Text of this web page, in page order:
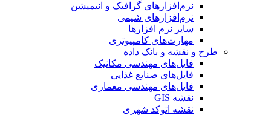
نرم‌افزارهای گرافیک و انیمیشن
نرم‌افزارهای شیمی
سایر نرم افزارها
مهارت‌های کامپیوتری
طرح و نقشه و بانک داده
فایل‌های مهندسی مکانیک
فایل‌های صنایع غذایی
فایل‌های مهندسی معماری
نقشه GIS
نقشه اتوکد شهری